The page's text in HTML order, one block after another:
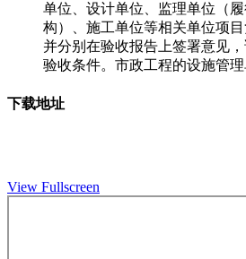
单位、设计单位、监理单位（
构）、施工单位等相关单位项目
并分别在验收报告上签署意见
验收条件。市政工程的设施管理
下载地址
View Fullscreen